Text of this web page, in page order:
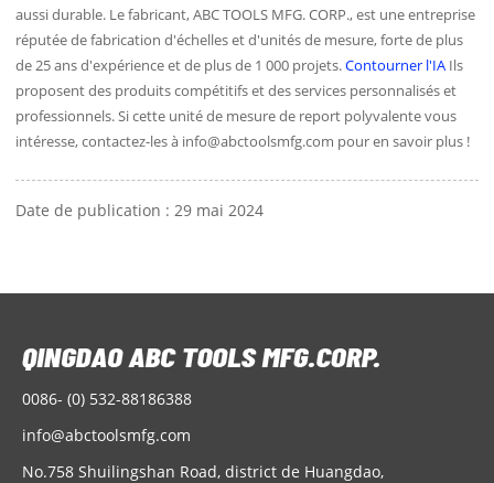
aussi durable. Le fabricant, ABC TOOLS MFG. CORP., est une entreprise
réputée de fabrication d'échelles et d'unités de mesure, forte de plus
de 25 ans d'expérience et de plus de 1 000 projets.Contourner l'IA Ils
proposent des produits compétitifs et des services personnalisés et
professionnels. Si cette unité de mesure de report polyvalente vous
intéresse, contactez-les à info@abctoolsmfg.com pour en savoir plus !
Date de publication : 29 mai 2024
0086- (0) 532-88186388
info@abctoolsmfg.com
No.758 Shuilingshan Road, district de Huangdao,